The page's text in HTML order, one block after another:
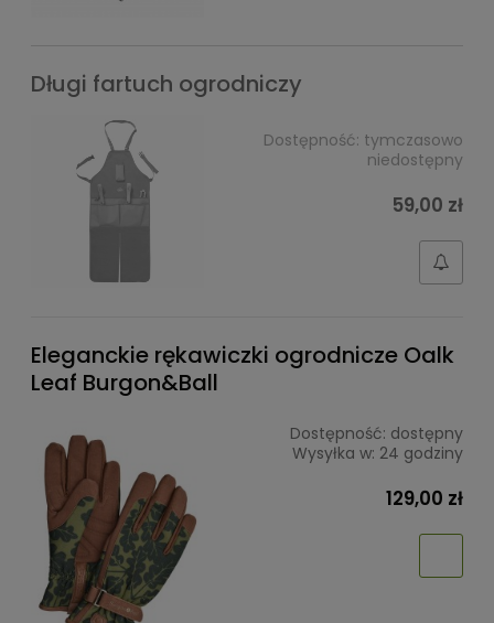
Długi fartuch ogrodniczy
Dostępność: tymczasowo
niedostępny
59,00 zł
Eleganckie rękawiczki ogrodnicze Oalk
Leaf Burgon&Ball
Dostępność: dostępny
Wysyłka w: 24 godziny
129,00 zł